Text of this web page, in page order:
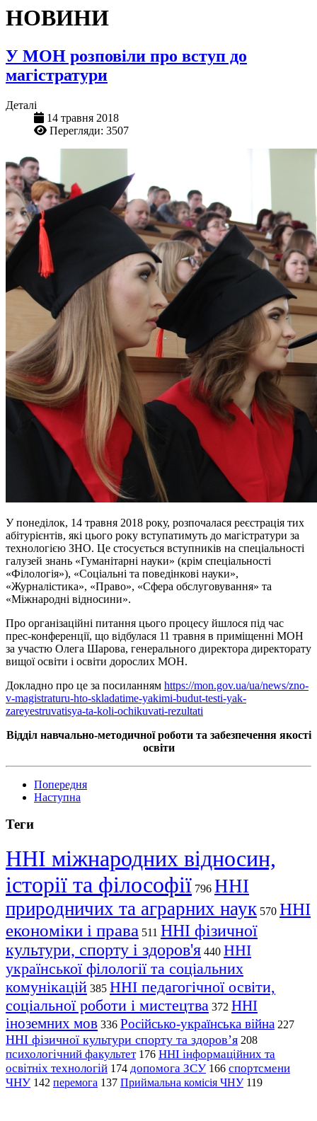
НОВИНИ
У МОН розповіли про вступ до
магістратури
Деталі
14 травня 2018
Перегляди: 3507
У понеділок, 14 травня 2018 року, розпочалася реєстрація тих
абітурієнтів, які цього року вступатимуть до магістратури за
технологією ЗНО. Це стосується вступників на спеціальності
галузей знань «Гуманітарні науки» (крім спеціальності
«Філологія»), «Соціальні та поведінкові науки»,
«Журналістика», «Право», «Сфера обслуговування» та
«Міжнародні відносини».
Про організаційні питання цього процесу йшлося під час
прес-конференції, що відбулася 11 травня в приміщенні МОН
за участю Олега Шарова, генерального директора директорату
вищої освіти і освіти дорослих МОН.
Докладно про це за посиланням https://mon.gov.ua/ua/news/zno-
v-magistraturu-hto-skladatime-yakimi-budut-testi-yak-
zareyestruvatisya-ta-koli-ochikuvati-rezultati
Відділ навчально-методичної роботи та забезпечення якості
освіти
Попередня
Наступна
Теги
ННІ міжнародних відносин,
історії та філософії 796 ННІ
природничих та аграрних наук 570 ННІ
економіки і права 511 ННІ фізичної
культури, спорту і здоров'я 440 ННІ
української філології та соціальних
комунікацій 385 ННІ педагогічної освіти,
соціальної роботи і мистецтва 372 ННІ
іноземних мов 336 Російсько-українська війна 227
ННІ фізичної культури спорту та здоров’я 208
психологічний факультет 176 ННІ інформаційних та
освітніх технологій 174 допомога ЗСУ 166 спортсмени
ЧНУ 142 перемога 137 Приймальна комісія ЧНУ 119